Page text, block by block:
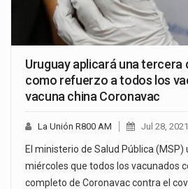
Uruguay aplicará una tercera
como refuerzo a todos los
vacuna china Coronavac
La Unión R800 AM Jul 28, 2021
El ministerio de Salud Pública
miércoles que todos los vacunados
completo de Coronavac contra el